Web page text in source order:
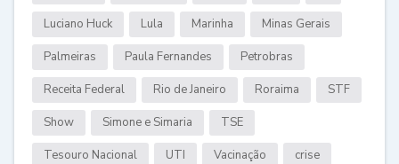
Luciano Huck Lula Marinha Minas Gerais
Palmeiras Paula Fernandes Petrobras
Receita Federal Rio de Janeiro Roraima STF
Show Simone e Simaria TSE
Tesouro Nacional UTI Vacinação crise